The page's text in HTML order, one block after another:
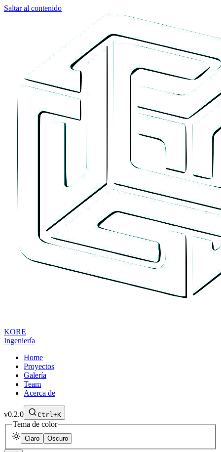
Saltar al contenido
KORE
Ingeniería
Home
Proyectos
Galería
Team
Acerca de
v0.2.0 Ctrl+K
Tema de color
Claro Oscuro